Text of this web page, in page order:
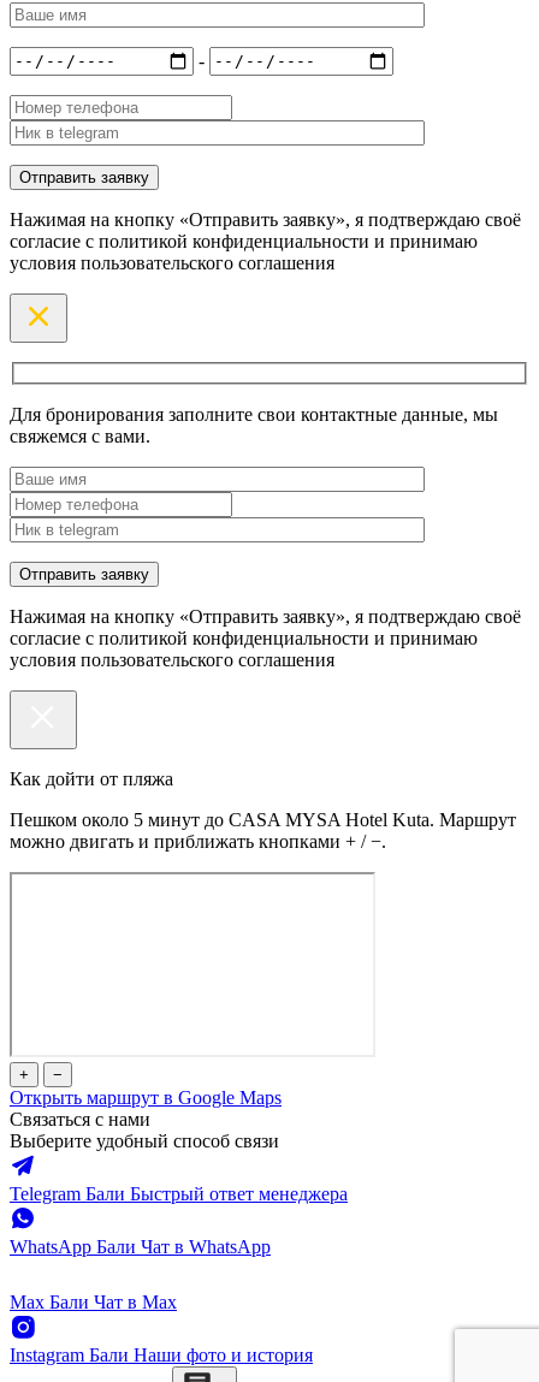
-
Нажимая на кнопку «Отправить заявку», я подтверждаю своё
согласие с политикой конфиденциальности и принимаю
условия пользовательского соглашения
Для бронирования заполните свои контактные данные, мы
свяжемся с вами.
Нажимая на кнопку «Отправить заявку», я подтверждаю своё
согласие с политикой конфиденциальности и принимаю
условия пользовательского соглашения
Как дойти от пляжа
Пешком около 5 минут до CASA MYSA Hotel Kuta. Маршрут
можно двигать и приближать кнопками + / −.
+ −
Открыть маршрут в Google Maps
Связаться с нами
Выберите удобный способ связи
Telegram Бали Быстрый ответ менеджера
WhatsApp Бали Чат в WhatsApp
Max Бали Чат в Max
Instagram Бали Наши фото и история